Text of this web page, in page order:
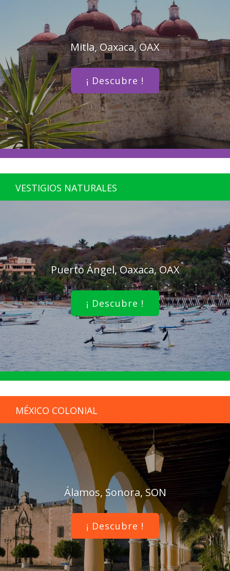
Mitla, Oaxaca, OAX
¡ Descubre !
VESTIGIOS NATURALES
Puerto Ángel, Oaxaca, OAX
¡ Descubre !
MÉXICO COLONIAL
Álamos, Sonora, SON
¡ Descubre !